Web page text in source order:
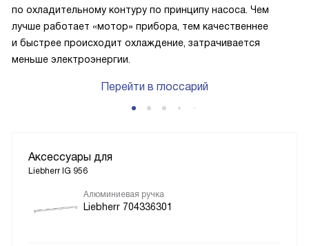
по охладительному контуру по принципу насоса. Чем
лучше работает «мотор» прибора, тем качественнее
и быстрее происходит охлаждение, затрачивается
меньше электроэнергии.
Перейти в глоссарий
Аксессуары для
Liebherr IG 956
Алюминиевая ручка
Liebherr 704336301